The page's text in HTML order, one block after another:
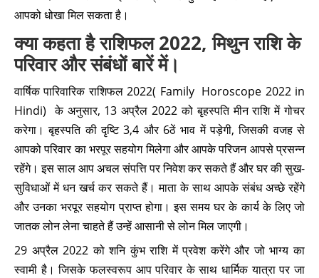
आपको धोखा मिल सकता है।
क्या कहता है राशिफल 2022, मिथुन राशि के
परिवार और संबंधों बारें में।
वार्षिक पारिवारिक राशिफल 2022( Family Horoscope 2022 in
Hindi) के अनुसार, 13 अप्रैल 2022 को बृहस्पति मीन राशि में गोचर
करेगा। बृहस्पति की दृष्टि 3,4 और 6ठें भाव में पड़ेगी, जिसकी वजह से
आपको परिवार का भरपूर सहयोग मिलेगा और आपके परिजन आपसे प्रसन्न
रहेंगे। इस साल आप अचल संपत्ति पर निवेश कर सकते हैं और घर की सुख-
सुविधाओं में धन खर्च कर सकते हैं। माता के साथ आपके संबंध अच्छे रहेंगे
और उनका भरपूर सहयोग प्राप्त होगा। इस समय घर के कार्य के लिए जो
जातक लोन लेना चाहते हैं उन्हें आसानी से लोन मिल जाएगी।
29 अप्रैल 2022 को शनि कुंभ राशि में प्रवेश करेंगे और जो भाग्य का
स्वामी है। जिसके फलस्वरूप आप परिवार के साथ धार्मिक यात्रा पर जा